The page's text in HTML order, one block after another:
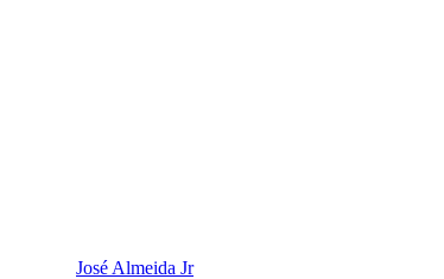
José Almeida Jr